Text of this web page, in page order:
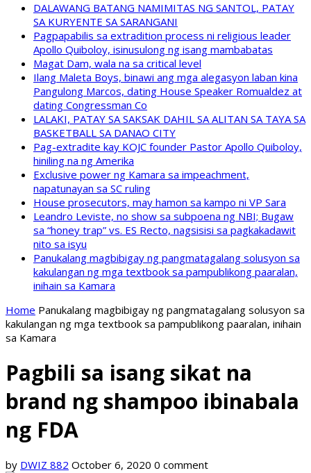
DALAWANG BATANG NAMIMITAS NG SANTOL, PATAY
SA KURYENTE SA SARANGANI
Pagpapabilis sa extradition process ni religious leader
Apollo Quiboloy, isinusulong ng isang mambabatas
Magat Dam, wala na sa critical level
Ilang Maleta Boys, binawi ang mga alegasyon laban kina
Pangulong Marcos, dating House Speaker Romualdez at
dating Congressman Co
LALAKI, PATAY SA SAKSAK DAHIL SA ALITAN SA TAYA SA
BASKETBALL SA DANAO CITY
Pag-extradite kay KOJC founder Pastor Apollo Quiboloy,
hiniling na ng Amerika
Exclusive power ng Kamara sa impeachment,
napatunayan sa SC ruling
House prosecutors, may hamon sa kampo ni VP Sara
Leandro Leviste, no show sa subpoena ng NBI; Bugaw
sa “honey trap” vs. ES Recto, nagsisisi sa pagkakadawit
nito sa isyu
Panukalang magbibigay ng pangmatagalang solusyon sa
kakulangan ng mga textbook sa pampublikong paaralan,
inihain sa Kamara
Home Panukalang magbibigay ng pangmatagalang solusyon sa
kakulangan ng mga textbook sa pampublikong paaralan, inihain
sa Kamara
Pagbili sa isang sikat na
brand ng shampoo ibinabala
ng FDA
by DWIZ 882 October 6, 2020 0 comment